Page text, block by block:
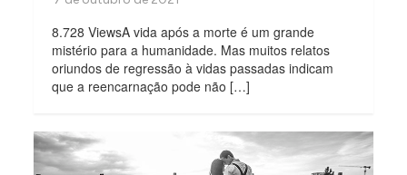
8.728 ViewsA vida após a morte é um grande
mistério para a humanidade. Mas muitos relatos
oriundos de regressão à vidas passadas indicam
que a reencarnação pode não […]